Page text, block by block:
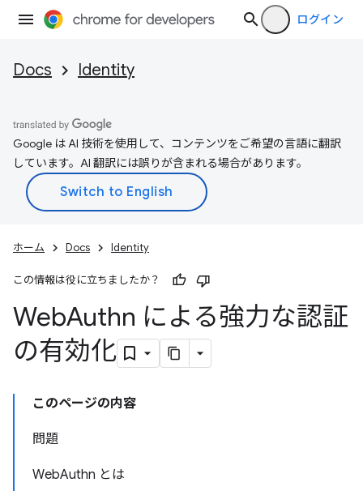
ログイン
Docs Identity
Google は AI 技術を使用して、コンテンツをご希望の言語に翻訳
しています。AI 翻訳には誤りが含まれる場合があります。
ホーム Docs Identity
この情報は役に立ちましたか？
WebAuthn による強力な認証
の有効化
このページの内容
問題
WebAuthn とは